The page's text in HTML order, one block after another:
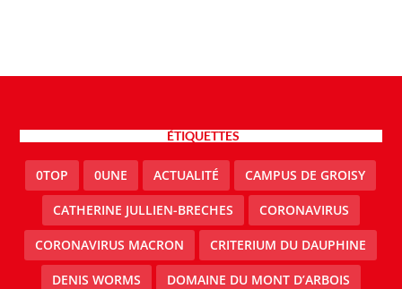
ÉTIQUETTES
0TOP 0UNE ACTUALITÉ CAMPUS DE GROISY
CATHERINE JULLIEN-BRECHES CORONAVIRUS
CORONAVIRUS MACRON CRITERIUM DU DAUPHINE
DENIS WORMS DOMAINE DU MONT D’ARBOIS